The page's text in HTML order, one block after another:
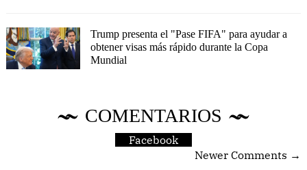
Trump presenta el "Pase FIFA" para ayudar a
obtener visas más rápido durante la Copa
Mundial
COMENTARIOS
Facebook
Newer Comments →